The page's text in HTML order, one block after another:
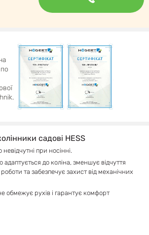
садові HESS
при носінні.
до коліна, зменшує відчуття
та забезпечує захист від механічних
обмежує рухів і гарантує комфорт